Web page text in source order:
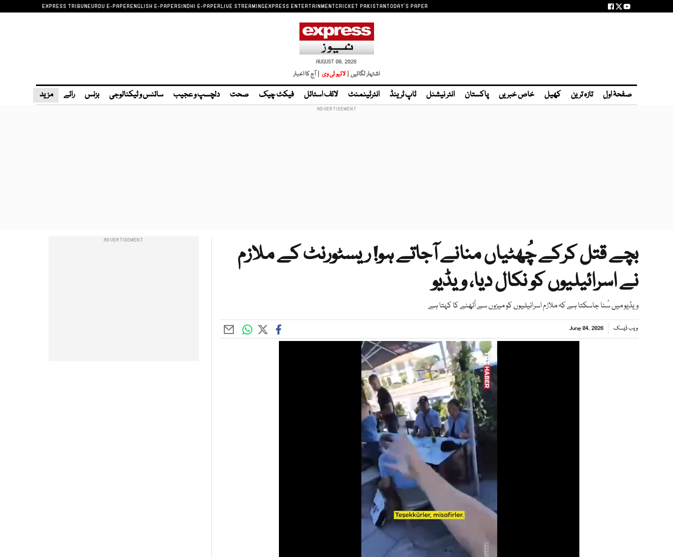
EXPRESS TRIBUNEURDU E-PAPERENGLISH E-PAPERSINDHI E-PAPERLIVE STREAMINGEXPRESS ENTERTAINMENTCRICKET PAKISTANTODAY'S PAPER
AUGUST 08, 2026
اشتہار لگائیں | لائیو ٹی وی | آج کا اخبار
صفحۂ اول تازہ ترین کھیل خاص خبریں پاکستان انٹر نیشنل ٹاپ ٹرینڈ انٹرٹینمنٹ لائف اسٹائل فیکٹ چیک صحت دلچسپ و عجیب سائنس و ٹیکنالوجی بزنس رائے مزید
بچے قتل کرکے چُھٹیاں منانے آجاتے ہو! ریسٹورنٹ کے ملازم
نے اسرائیلیوں کو نکال دیا، ویڈیو
ویڈیو میں سُنا جاسکتا ہے کہ ملازم اسرائیلیوں کو میزوں سے اُٹھنے کا کہتا ہے
ویب ڈیسک June 04, 2026